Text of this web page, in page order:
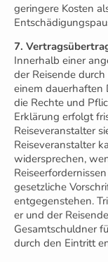
geringere Kosten
7.
Innerhalb einer
der Reisende
einem dauerhaften
die Rechte und
Erklärung erfolgt
Reiseveranstalter
Reiseveranstalter
widersprechen,
gesetzliche
entgegenstehen.
er und der
Gesamtschuldner
durch den Eintritt